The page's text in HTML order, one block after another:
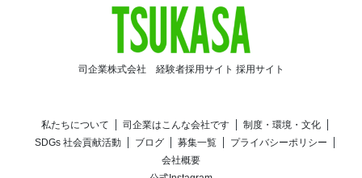
司企業株式会社 経験者採用サイト 採用サイト
私たちについて 司企業はこんな会社です
制度・環境・文化
SDGs 社会貢献活動
ブログ 募集一覧
プライバシーポリシー
会社概要